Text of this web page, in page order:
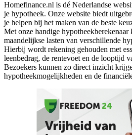
Homefinance.nl is dé Nederlandse
je hypotheek. Onze website biedt
je helpen bij het maken van de beste
Met onze handige
maandelijkse lasten van verschillende
Hierbij wordt rekening gehouden met
leenbedrag, de rentevoet en de looptijd
Bezoekers kunnen zo direct inzicht
hypotheekmogelijkheden en de